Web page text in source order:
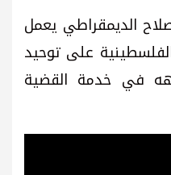
الديمقراطي يعمل
على توحيد
في خدمة القضية